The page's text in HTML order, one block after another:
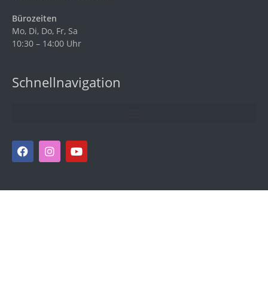
Bürozeiten
Mo, Di, Do, Fr, Sa
10:30 – 14:00 Uhr
Schnellnavigation